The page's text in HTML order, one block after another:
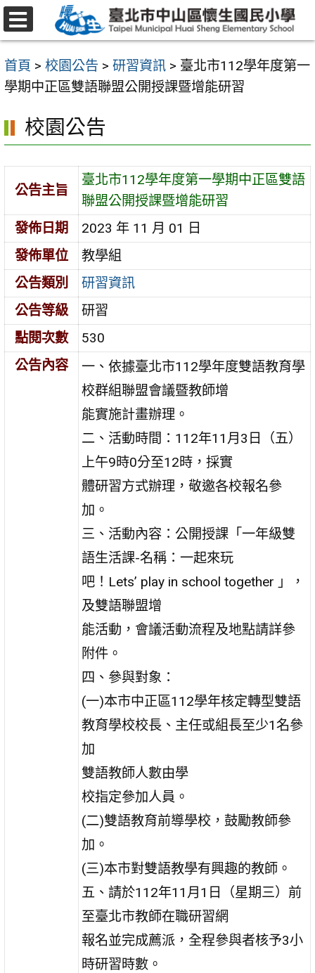
跳
至
要
內
區
首頁 > 校園公告 > 研習資訊 > 臺北市112學年度第一
學期中正區雙語聯盟公開授課暨增能研習
校園公告
公告主旨
臺北市112學年度第一學期中正區雙語
聯盟公開授課暨增能研習
發佈日期
2023 年 11 月 01 日
發佈單位
教學組
公告類別
研習資訊
公告等級
研習
點閱次數
530
公告內容
一、依據臺北市112學年度雙語教育學
校群組聯盟會議暨教師增
能實施計畫辦理。
二、活動時間：112年11月3日（五）
上午9時0分至12時，採實
體研習方式辦理，敬邀各校報名參
加。
三、活動內容：公開授課「一年級雙
語生活課-名稱：一起來玩
吧！Lets’ play in school together 」，
及雙語聯盟增
能活動，會議活動流程及地點請詳參
附件。
四、參與對象：
(一)本市中正區112學年核定轉型雙語
教育學校校長、主任或組長至少1名參
加
雙語教師人數由學
校指定參加人員。
(二)雙語教育前導學校，鼓勵教師參
加。
(三)本市對雙語教學有興趣的教師。
五、請於112年11月1日（星期三）前
至臺北市教師在職研習網
報名並完成薦派，全程參與者核予3小
時研習時數。
選
單